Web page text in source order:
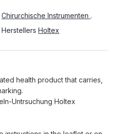
Chirurchische Instrumenten .
Holtex
health product that carries,
Untrsuchung Holtex